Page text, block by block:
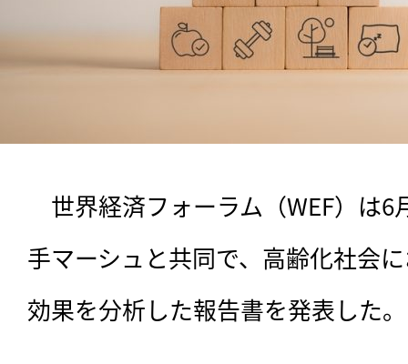
世界経済フォーラム（WEF）は6
手マーシュと共同で、高齢化社会
効果を分析した報告書を発表した。